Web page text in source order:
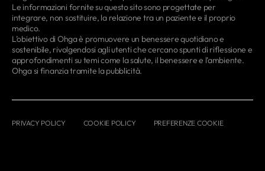
Le informazioni fornite su questo sito sono progettate per
integrare, non sostituire, la relazione tra un paziente e il proprio
medico.
L’obiettivo di Ohga è promuovere un benessere quotidiano e
sostenibile, rivolgendosi agli utenti che cercano spunti di riflessione e
approfondimenti su temi come la salute, il benessere e l’ambiente.
Ohga si finanzia tramite la pubblicità.
PRIVACY POLICY COOKIE POLICY PREFERENZE COOKIE